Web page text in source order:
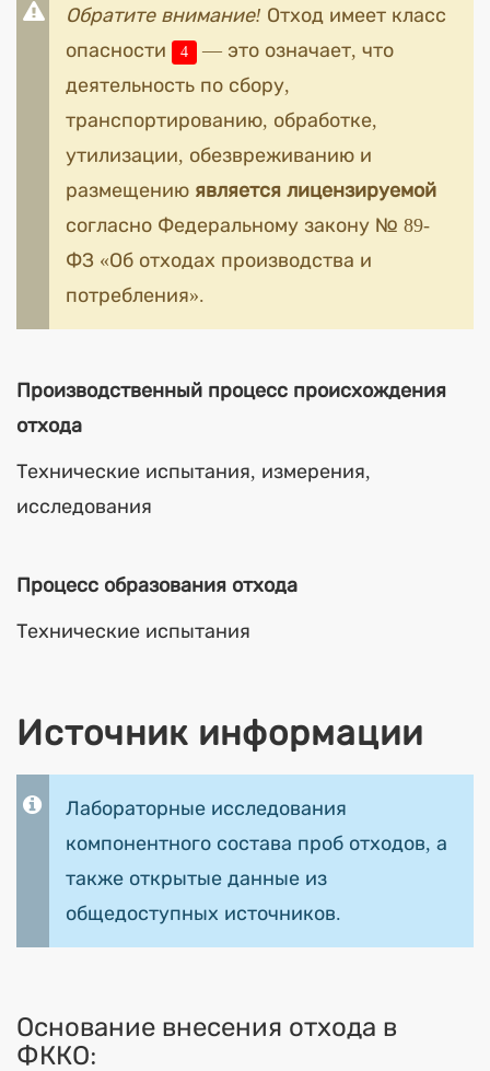
Обратите внимание! Отход имеет класс
опасности
4
— это означает, что
деятельность по сбору,
транспортированию, обработке,
утилизации, обезвреживанию и
размещению является лицензируемой
согласно Федеральному закону № 89-
ФЗ «Об отходах производства и
потребления».
Производственный процесс происхождения
отхода
Технические испытания, измерения,
исследования
Процесс образования отхода
Технические испытания
Источник информации
Лабораторные исследования
компонентного состава проб отходов, а
также открытые данные из
общедоступных источников.
Основание внесения отхода в
ФККО: